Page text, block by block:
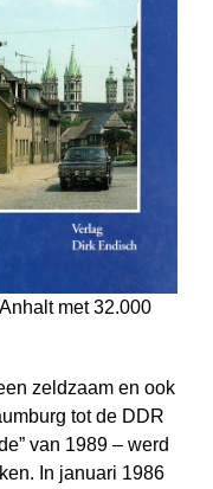
met 32.000
zeldzaam en ook
tot de DDR
van 1989 – werd
In januari 1986